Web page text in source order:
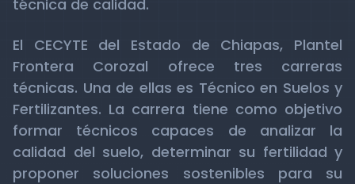
técnica de calidad.
El CECYTE del Estado de Chiapas, Plantel
Frontera Corozal ofrece tres carreras
técnicas. Una de ellas es Técnico en Suelos y
Fertilizantes. La carrera tiene como objetivo
formar técnicos capaces de analizar la
calidad del suelo, determinar su fertilidad y
proponer soluciones sostenibles para su